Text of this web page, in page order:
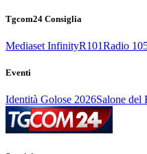
Tgcom24 Consiglia
Mediaset InfinityR101Radio
Eventi
Identità Golose 2026Salone del